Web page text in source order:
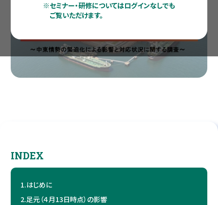
※セミナー・研修についてはログインなしでも
ご覧いただけます。
INDEX
1.はじめに
2.足元（４月13日時点）の影響